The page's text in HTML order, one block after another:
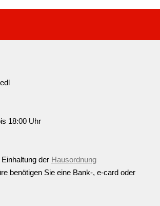
18:00 Uhr
der Hausordnung
benötigen Sie eine Bank-, e-card oder